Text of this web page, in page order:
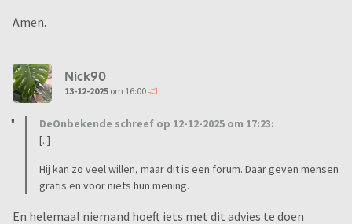
Amen.
Nick90
13-12-2025 om 16:00
DeOnbekende schreef op 12-12-2025 om 17:23:
[..]
Hij kan zo veel willen, maar dit is een forum. Daar geven mensen
gratis en voor niets hun mening.
En helemaal niemand hoeft iets met dit advies te doen